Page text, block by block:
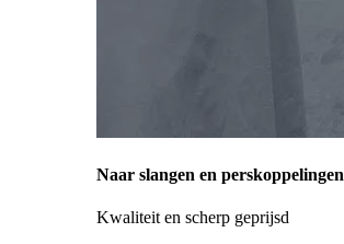
Naar slangen en perskoppelingen
Kwaliteit en scherp geprijsd